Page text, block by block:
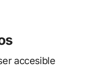
accesible